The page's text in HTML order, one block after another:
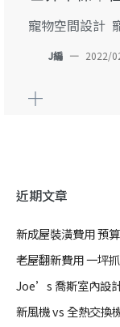
寵物空間設計
J編 — 2022/
近期文章
新成屋裝潢費用 預
老屋翻新費用 一坪
Joe’s 喬斯室內設
新風機 vs 全熱交